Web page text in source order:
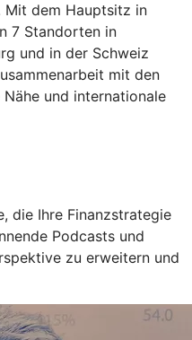
Mit dem Hauptsitz in
7 Standorten in
und in der Schweiz
mit den
und internationale
die Ihre Finanzstrategie
Podcasts und
zu erweitern und